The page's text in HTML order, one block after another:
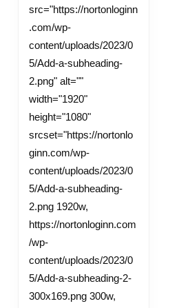
src="https://nortonloginn
.com/wp-
content/uploads/2023/0
5/Add-a-subheading-
2.png" alt=""
width="1920"
height="1080"
srcset="https://nortonlo
ginn.com/wp-
content/uploads/2023/0
5/Add-a-subheading-
2.png 1920w,
https://nortonloginn.com
/wp-
content/uploads/2023/0
5/Add-a-subheading-2-
300x169.png 300w,